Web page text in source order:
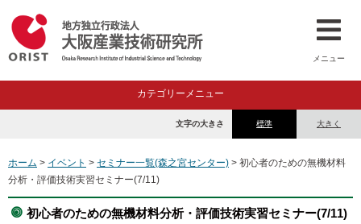
メニュー
カテゴリーメニュー
標準 大きく
文字の大きさ
ホーム > イベント > セミナー一覧(森之宮センター) > 初心者のための無機材料
分析・評価技術実習セミナー(7/11)
初心者のための無機材料分析・評価技術実習セミナー(7/11)